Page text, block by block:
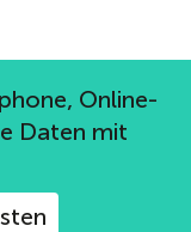
von Kaspersky
Online-
Daten mit